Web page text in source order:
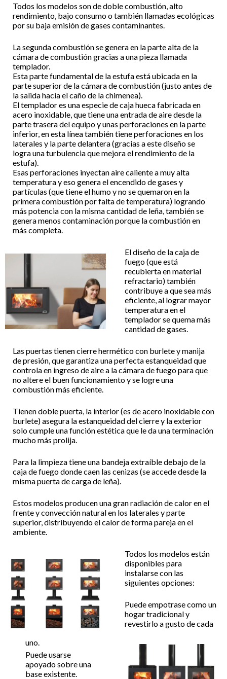
Todos los modelos son de doble combustión, alto
rendimiento, bajo consumo o también llamadas ecológicas
por su baja emisión de gases contaminantes.
La segunda combustión se genera en la parte alta de la
cámara de combustión gracias a una pieza llamada
templador.
Esta parte fundamental de la estufa está ubicada en la
parte superior de la cámara de combustión (justo antes de
la salida hacia el caño de la chimenea).
El templador es una especie de caja hueca fabricada en
acero inoxidable, que tiene una entrada de aire desde la
parte trasera del equipo y unas perforaciones en la parte
inferior, en esta línea también tiene perforaciones en los
laterales y la parte delantera (gracias a este diseño se
logra una turbulencia que mejora el rendimiento de la
estufa).
Esas perforaciones inyectan aire caliente a muy alta
temperatura y eso genera el encendido de gases y
partículas (que tiene el humo y no se quemaron en la
primera combustión por falta de temperatura) logrando
más potencia con la misma cantidad de leña, también se
genera menos contaminación porque la combustión en
más completa.
El diseño de la caja de
fuego (que está
recubierta en material
refractario) también
contribuye a que sea más
eficiente, al lograr mayor
temperatura en el
templador se quema más
cantidad de gases.
Las puertas tienen cierre hermético con burlete y manija
de presión, que garantiza una perfecta estanqueidad que
controla en ingreso de aire a la cámara de fuego para que
no altere el buen funcionamiento y se logre una
combustión más eficiente.
Tienen doble puerta, la interior (es de acero inoxidable con
burlete) asegura la estanqueidad del cierre y la exterior
solo cumple una función estética que le da una terminación
mucho más prolija.
Para la limpieza tiene una bandeja extraíble debajo de la
caja de fuego donde caen las cenizas (se accede desde la
misma puerta de carga de leña).
Estos modelos producen una gran radiación de calor en el
frente y convección natural en los laterales y parte
superior, distribuyendo el calor de forma pareja en el
ambiente.
Todos los modelos están
disponibles para
instalarse con las
siguientes opciones:
Puede empotrase como un
hogar tradicional y
revestirlo a gusto de cada
uno.
Puede usarse
apoyado sobre una
base existente.